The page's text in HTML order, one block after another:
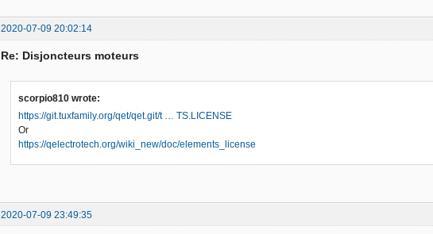
2020-07-09 20:02:14
Re: Disjoncteurs moteurs
scorpio810 wrote:
https://git.tuxfamily.org/qet/qet.git/t … TS.LICENSE
Or
https://qelectrotech.org/wiki_new/doc/elements_license
2020-07-09 23:49:35